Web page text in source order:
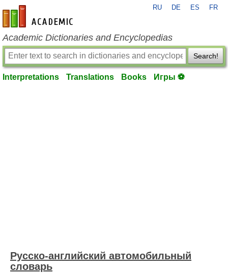
en-academic.com
RU DE ES FR
Academic Dictionaries and Encyclopedias
Search!
Interpretations Translations Books Игры ⚽
Русско-английский автомобильный
словарь